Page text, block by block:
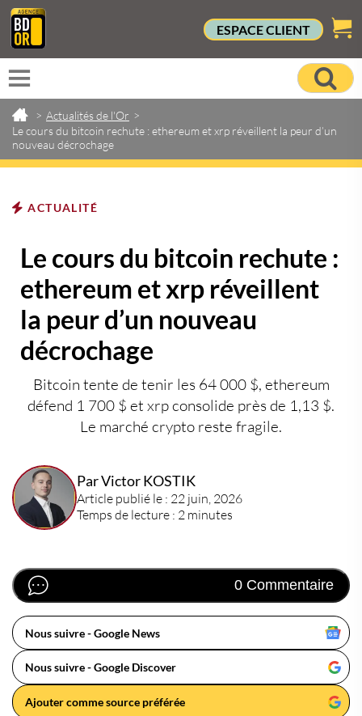
ESPACE CLIENT
> Actualités de l'Or >
Le cours du bitcoin rechute : ethereum et xrp réveillent la peur d’un
nouveau décrochage
ACTUALITÉ
Le cours du bitcoin rechute :
ethereum et xrp réveillent
la peur d’un nouveau
décrochage
Bitcoin tente de tenir les 64 000 $, ethereum
défend 1 700 $ et xrp consolide près de 1,13 $.
Le marché crypto reste fragile.
Par Victor KOSTIK
Article publié le : 22 juin, 2026
Temps de lecture : 2 minutes
0 Commentaire
Nous suivre - Google News
Nous suivre - Google Discover
Ajouter comme source préférée